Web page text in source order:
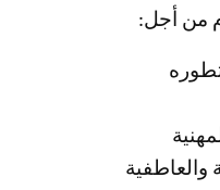
من أجل:
والعاطفية